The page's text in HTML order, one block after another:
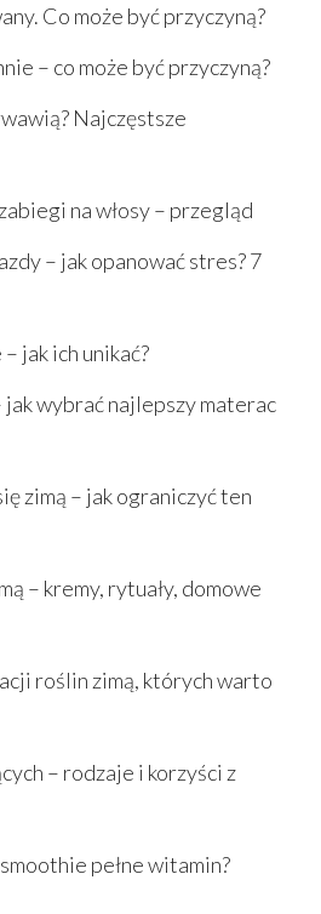
Co może być przyczyną?
– co może być przyczyną?
Najczęstsze
na włosy – przegląd
– jak opanować stres? 7
jak ich unikać?
jak wybrać najlepszy materac
zimą – jak ograniczyć ten
– kremy, rytuały, domowe
roślin zimą, których warto
– rodzaje i korzyści z
pełne witamin?